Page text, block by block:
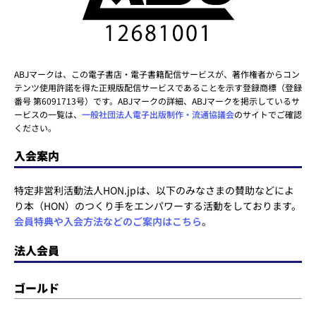
ABJマークは、この電子書店・電子書籍配信サービスが、著作権者からコン
テンツ使用許諾を得た正規版配信サービスであることを示す登録商標（登録
番号 第6091713号）です。ABJマークの詳細、ABJマークを掲示しているサ
ービスの一覧は、 一般社団法人電子出版制作・流通協議会のサイトでご確認
ください。
入会案内
特定非営利活動法人HON.jpは、以下のみなさまの賛助などによ
り本（HON）のつくり手をエンパワーする活動をしております。
会員特典や入会方法などのご案内はこちら。
法人会員
ゴールド